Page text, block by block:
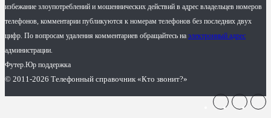
избежание злоупотреблений и мошеннических действий в адрес владельцев номеров
телефонов, комментарии публикуются к номерам телефонов без последних двух
цифр. По вопросам удаления комментариев обращайтесь на электронный адрес
администрации.
Футер.Юр поддержка
© 2011-2026 Телефонный справочник «Кто звонит?»